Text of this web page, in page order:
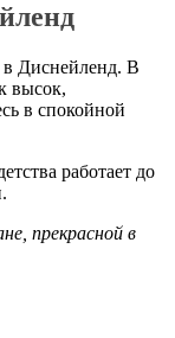
в Диснейленд. В
высок,
в спокойной
работает до
прекрасной в